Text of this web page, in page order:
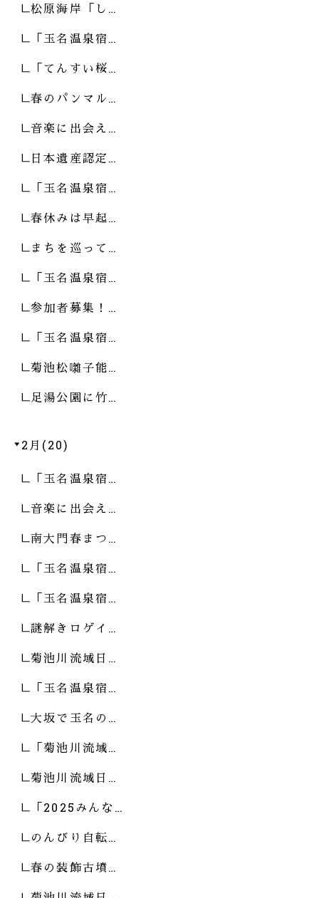
松原海岸「し…
「玉名温泉宿…
「てんすい桜…
春のパンマル…
音楽に出会え…
日本遺産認定…
「玉名温泉宿…
春休みは早起…
まちを巡って…
「玉名温泉宿…
参加者募集！…
「玉名温泉宿…
菊池松囃子能…
足湯公園に竹…
2月(20)
「玉名温泉宿…
音楽に出会え…
南大門春まつ…
「玉名温泉宿…
「玉名温泉宿…
謎解きロゲイ…
菊池川流域日…
「玉名温泉宿…
大坂で玉名の…
「菊池川流域…
菊池川流域日…
「2025みんな…
のんびり自転…
春の装飾古墳…